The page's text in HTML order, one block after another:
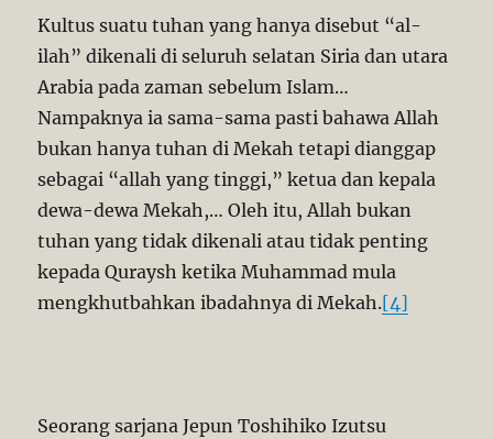
Kultus suatu tuhan yang hanya disebut “al-
ilah” dikenali di seluruh selatan Siria dan utara
Arabia pada zaman sebelum Islam…
Nampaknya ia sama-sama pasti bahawa Allah
bukan hanya tuhan di Mekah tetapi dianggap
sebagai “allah yang tinggi,” ketua dan kepala
dewa-dewa Mekah,… Oleh itu, Allah bukan
tuhan yang tidak dikenali atau tidak penting
kepada Quraysh ketika Muhammad mula
mengkhutbahkan ibadahnya di Mekah.[4]
Seorang sarjana Jepun Toshihiko Izutsu